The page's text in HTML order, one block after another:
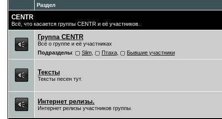
Раздел
CENTR
Всё, что касается группы CENTR и её участников.
Группа CENTR
Всё о группе и её участниках
Подразделы: Slim Птаха Бывшие участники
Тексты
Тексты песен тут.
Интернет релизы.
Интернет релизы участников группы.